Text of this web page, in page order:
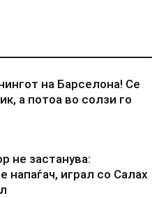
на Барселона! Се
а потоа во солзи го
не застанува:
напаѓач, играл со Салах